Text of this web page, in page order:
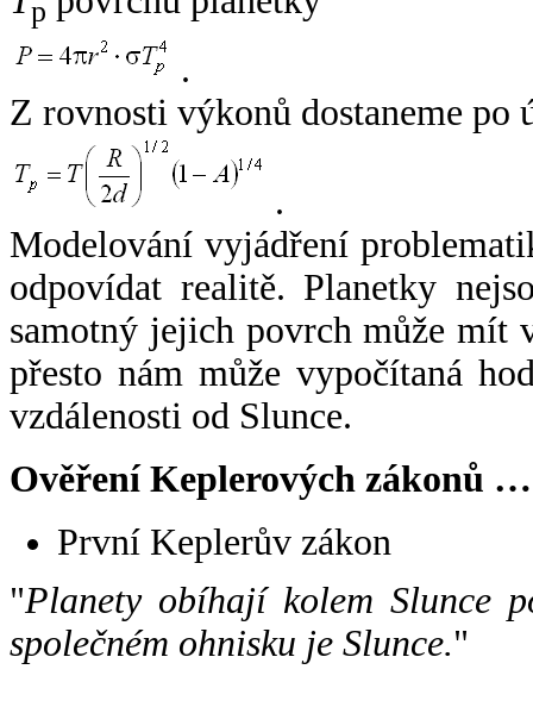
p
.
Z rovnosti výkonů dostaneme po
.
Modelování vyjádření
odpovídat realitě. Planetky
samotný jejich povrch může mít
přesto nám může vypočítaná
vzdálenosti od Slunce.
Ověření Keplerových zákonů …
První Keplerův zákon
"Planety obíhají kolem Slunce
společném ohnisku je Slunce."